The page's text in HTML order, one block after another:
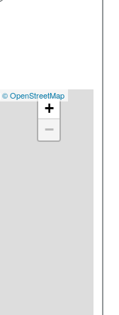
+
−
© OpenStreetMap